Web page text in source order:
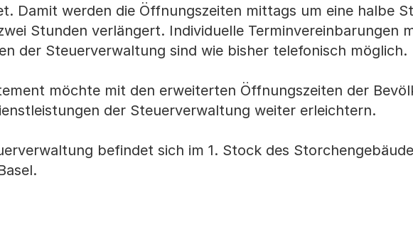
Damit werden die Öffnungszeiten mittags um eine halbe
Stunden verlängert. Individuelle Terminvereinbarungen
der Steuerverwaltung sind wie bisher telefonisch möglich.
möchte mit den erweiterten Öffnungszeiten der
der Steuerverwaltung weiter erleichtern.
befindet sich im 1. Stock des